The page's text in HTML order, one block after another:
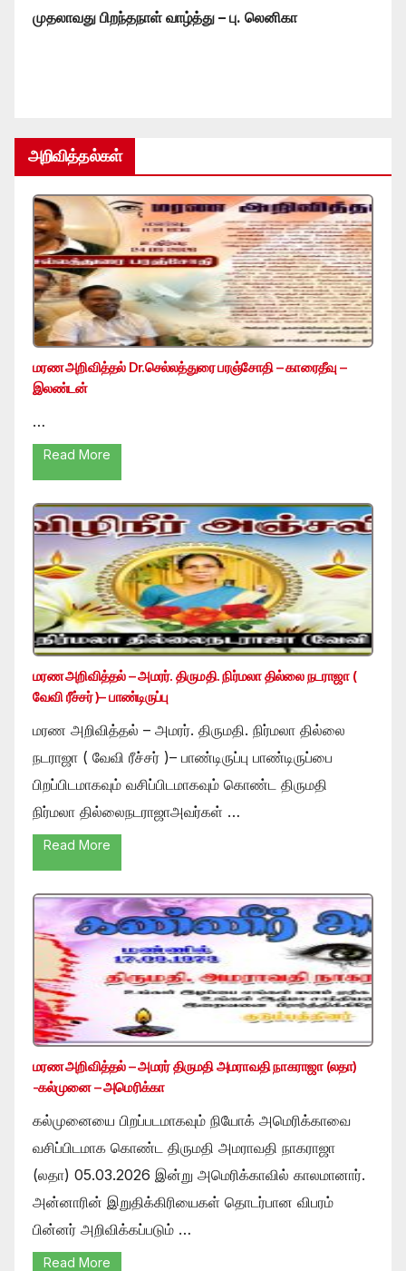
முதலாவது பிறந்தநாள் வாழ்த்து – பு. லெனிகா
அறிவித்தல்கள்
மரண அறிவித்தல் Dr.செல்லத்துரை பரஞ்சோதி – காரைதீவு –
இலண்டன்
…
Read More
மரண அறிவித்தல் – அமரர். திருமதி. நிர்மலா தில்லை நடராஜா (
வேவி ரீச்சர் )– பாண்டிருப்பு
மரண அறிவித்தல் – அமரர். திருமதி. நிர்மலா தில்லை
நடராஜா ( வேவி ரீச்சர் )– பாண்டிருப்பு பாண்டிருப்பை
பிறப்பிடமாகவும் வசிப்பிடமாகவும் கொண்ட திருமதி
நிர்மலா தில்லைநடராஜாஅவர்கள் …
Read More
மரண அறிவித்தல் – அமரர் திருமதி அமராவதி நாகராஜா (லதா)
-கல்முனை – அமெரிக்கா
கல்முனையை பிறப்படமாகவும் நியோக் அமெரிக்காவை
வசிப்பிடமாக கொண்ட திருமதி அமராவதி நாகராஜா
(லதா) 05.03.2026 இன்று அமெரிக்காவில் காலமானார்.
அன்னாரின் இறுதிக்கிரியைகள் தொடர்பான விபரம்
பின்னர் அறிவிக்கப்படும் …
Read More